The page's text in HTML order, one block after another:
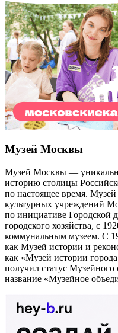
Музей Москвы
Музей Москвы —
историю столицы
по настоящее время.
культурных учреждений
по инициативе Городской
городского хозяйства, с
коммунальным музеем. С
как Музей истории и
как «Музей истории
получил статус
название «Музейное